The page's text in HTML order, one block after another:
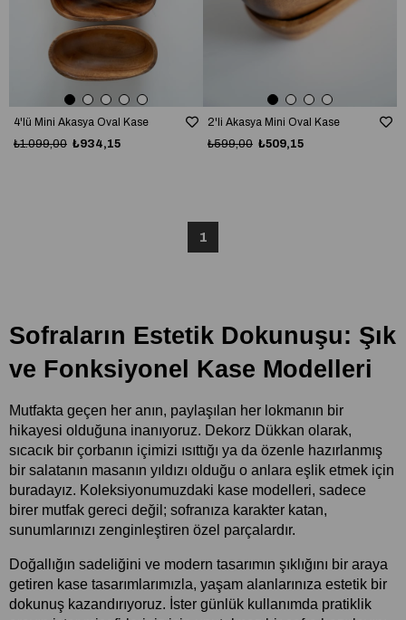
4'lü Mini Akasya Oval Kase
₺934,15
₺1.099,00
2'li Akasya Mini Oval Kase
₺509,15
₺599,00
1
Sofraların Estetik Dokunuşu: Şık
ve Fonksiyonel Kase Modelleri
Mutfakta geçen her anın, paylaşılan her lokmanın bir
hikayesi olduğuna inanıyoruz. Dekorz Dükkan olarak,
sıcacık bir çorbanın içimizi ısıttığı ya da özenle hazırlanmış
bir salatanın masanın yıldızı olduğu o anlara eşlik etmek için
buradayız. Koleksiyonumuzdaki kase modelleri, sadece
birer mutfak gereci değil; sofranıza karakter katan,
sunumlarınızı zenginleştiren özel parçalardır.
Doğallığın sadeliğini ve modern tasarımın şıklığını bir araya
getiren kase tasarımlarımızla, yaşam alanlarınıza estetik bir
dokunuş kazandırıyoruz. İster günlük kullanımda pratiklik